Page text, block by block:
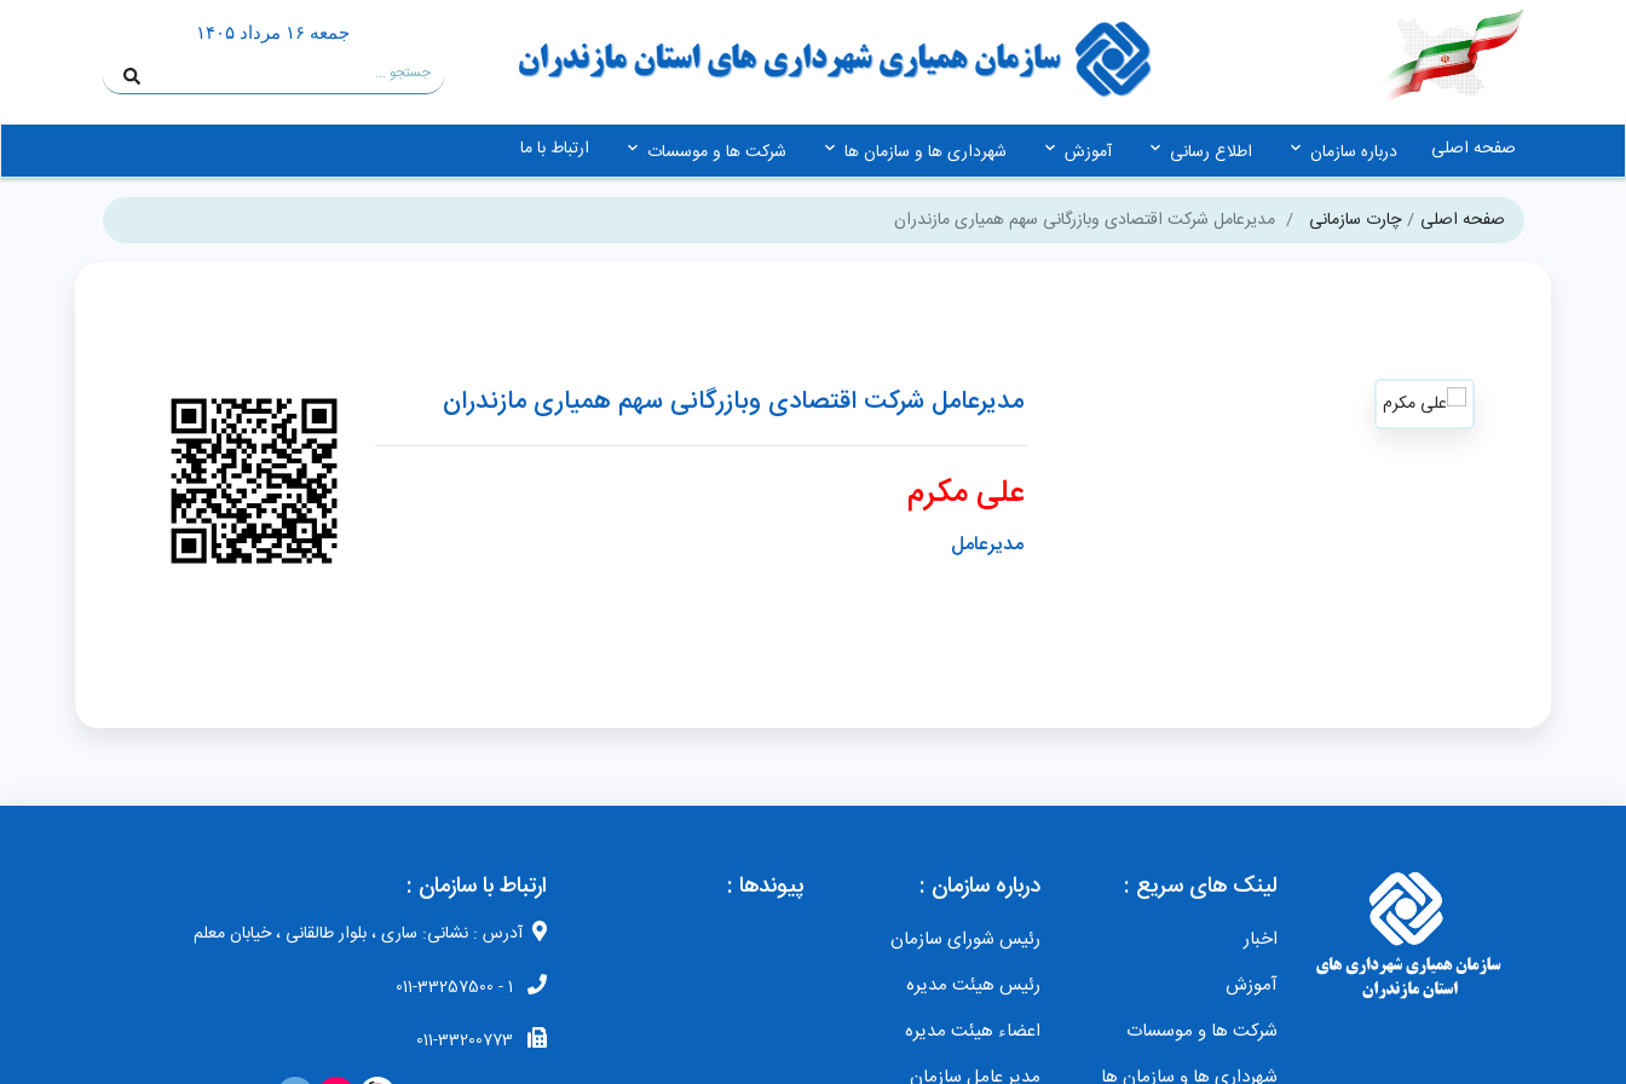
جمعه ۱۶ مرداد ۱۴۰۵
صفحه اصلی درباره سازمان اطلاع رسانی آموزش شهرداری ها و سازمان ها شرکت ها و موسسات ارتباط با ما
صفحه اصلی چارت سازمانی مدیرعامل شرکت اقتصادی وبازرگانی سهم همیاری مازندران
مدیرعامل شرکت اقتصادی وبازرگانی سهم همیاری مازندران
علی مکرم
مدیرعامل
درباره سازمان :
رئیس شورای سازمان
رئیس هیئت مدیره
اعضاء هیئت مدیره
مدیر عامل سازمان
لینک های سریع :
اخبار
آموزش
شرکت ها و موسسات
شهرداری ها و سازمان ها
پیوندها : ارتباط با سازمان :
آدرس : نشانی: ساری ، بلوار طالقانی ، خیابان معلم
1 - 011-33257500
011-33200773